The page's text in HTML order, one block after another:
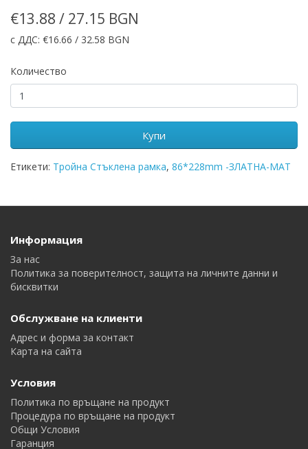
€13.88 / 27.15 BGN
с ДДС: €16.66 / 32.58 BGN
Количество
Купи
Етикети: Тройна Стъклена рамка, 86*228mm -ЗЛАТНА-MAT
Информация
За нас
Политика за поверителност, защита на личните данни и
бисквитки
Обслужване на клиенти
Адрес и форма за контакт
Карта на сайта
Условия
Политика по връщане на продукт
Процедура по връщане на продукт
Общи Условия
Гаранция